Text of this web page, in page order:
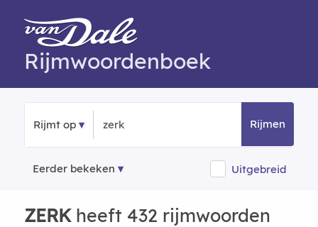
Rijmwoordenboek
Rijmt op Rijmen
Eerder bekeken Uitgebreid
ZERKheeft 432 rijmwoorden